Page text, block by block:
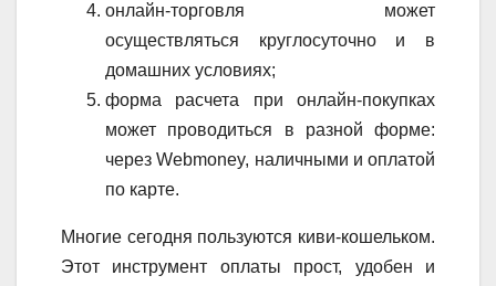
онлайн-торговля может
осуществляться круглосуточно и в
домашних условиях;
форма расчета при онлайн-покупках
может проводиться в разной форме:
через Webmoney, наличными и оплатой
по карте.
Многие сегодня пользуются киви-кошельком.
Этот инструмент оплаты прост, удобен и